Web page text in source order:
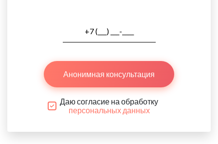
Анонимная консультация
Даю согласие на обработку
персональных данных